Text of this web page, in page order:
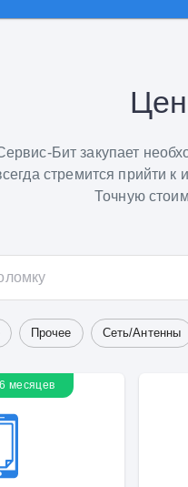
Бит закупает
стремится прийти
Точную
Прочее Сеть/Антенны
месяцев